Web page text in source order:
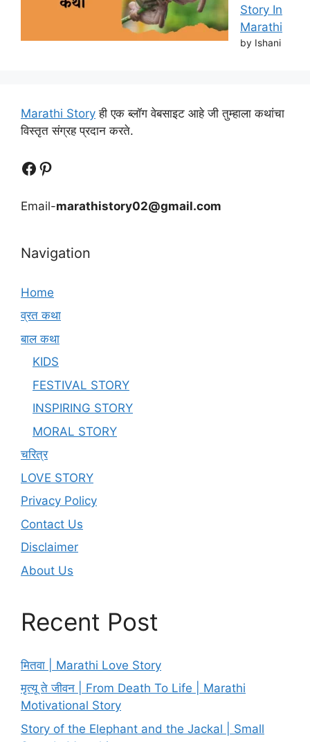
Story In
Marathi
by Ishani
Marathi Story ही एक ब्लॉग वेबसाइट आहे जी तुम्हाला कथांचा
विस्तृत संग्रह प्रदान करते.
Follow UsFollow us
Email-marathistory02@gmail.com
Navigation
Home
व्रत कथा
बाल कथा
KIDS
FESTIVAL STORY
INSPIRING STORY
MORAL STORY
चरित्र
LOVE STORY
Privacy Policy
Contact Us
Disclaimer
About Us
Recent Post
मितवा | Marathi Love Story
मृत्यू ते जीवन | From Death To Life | Marathi
Motivational Story
Story of the Elephant and the Jackal | Small